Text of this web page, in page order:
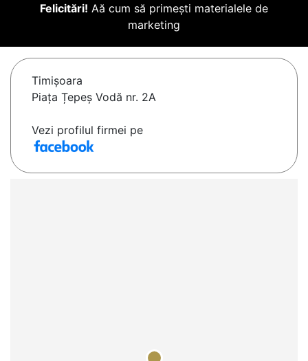
Felicitări! Aă cum să primești materialele de
marketing
Timişoara
Piața Țepeș Vodă nr. 2A
Vezi profilul firmei pe